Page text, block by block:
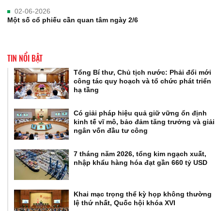
02-06-2026
Một số cổ phiếu cần quan tâm ngày 2/6
TIN NỔI BẬT
Tổng Bí thư, Chủ tịch nước: Phải đổi mới
công tác quy hoạch và tổ chức phát triển
hạ tầng
Có giải pháp hiệu quả giữ vững ổn định
kinh tế vĩ mô, bảo đảm tăng trưởng và giải
ngân vốn đầu tư công
7 tháng năm 2026, tổng kim ngạch xuất,
nhập khẩu hàng hóa đạt gần 660 tỷ USD
Khai mạc trọng thể kỳ họp không thường
lệ thứ nhất, Quốc hội khóa XVI